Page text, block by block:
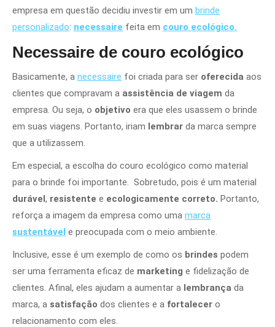
empresa em questão decidiu investir em um brinde
personalizado: necessaire feita em couro ecológico.
Necessaire de couro ecológico
Basicamente, a necessaire foi criada para ser oferecida aos
clientes que compravam a assistência de viagem da
empresa. Ou seja, o objetivo era que eles usassem o brinde
em suas viagens. Portanto, iriam lembrar da marca sempre
que a utilizassem.
Em especial, a escolha do couro ecológico como material
para o brinde foi importante. Sobretudo, pois é um material
durável, resistente e ecologicamente correto. Portanto,
reforça a imagem da empresa como uma marca
sustentável e preocupada com o meio ambiente.
Inclusive, esse é um exemplo de como os brindes podem
ser uma ferramenta eficaz de marketing e fidelização de
clientes. Afinal, eles ajudam a aumentar a lembrança da
marca, a satisfação dos clientes e a fortalecer o
relacionamento com eles.